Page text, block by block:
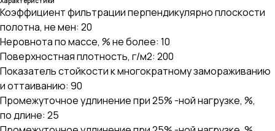
Коэффициент фильтрации перпендикулярно плоскости
полотна, не мен: 20
Неровнота по массе, % не более: 10
Поверхностная плотность, г/м2: 200
Показатель стойкости к многократному замораживанию
и оттаиванию: 90
Промежуточное удлинение при 25% -ной нагрузке, %,
по длине: 25